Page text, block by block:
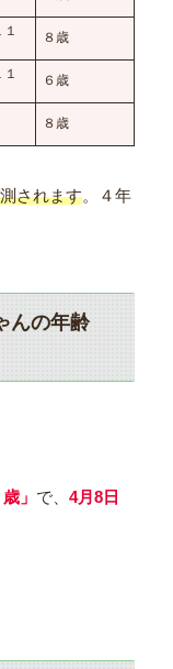
８歳
６歳
８歳
されます。４年
んの年齢
」 で、 4月8日